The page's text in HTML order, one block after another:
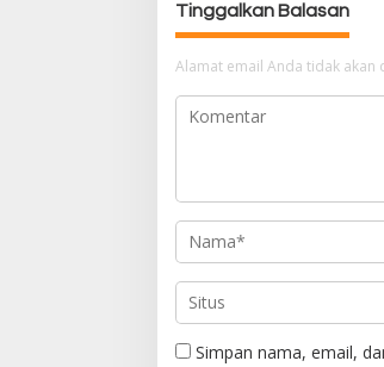
a
s
i
o
Tinggalkan Balasan
Alamat email Anda tidak akan
Simpan nama, email,